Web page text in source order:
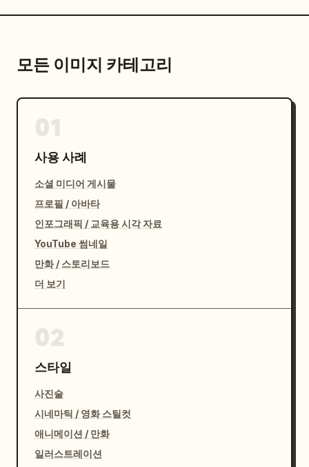
모든 이미지 카테고리
사용 사례
소셜 미디어 게시물
프로필 / 아바타
인포그래픽 / 교육용 시각 자료
YouTube 썸네일
만화 / 스토리보드
더 보기
스타일
사진술
시네마틱 / 영화 스틸컷
애니메이션 / 만화
일러스트레이션